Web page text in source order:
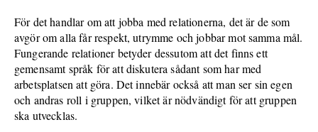
För det handlar om att jobba med relationerna, det är de som
avgör om alla får respekt, utrymme och jobbar mot samma mål.
Fungerande relationer betyder dessutom att det finns ett
gemensamt språk för att diskutera sådant som har med
arbetsplatsen att göra. Det innebär också att man ser sin egen
och andras roll i gruppen, vilket är nödvändigt för att gruppen
ska utvecklas.